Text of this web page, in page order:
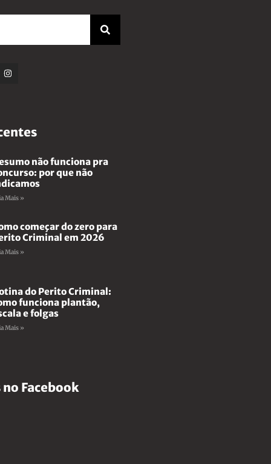
não funciona pra
por que não
Mais »
começar do zero para
Criminal em 2026
Mais »
do Perito Criminal:
funciona plantão,
e folgas
Mais »
Facebook